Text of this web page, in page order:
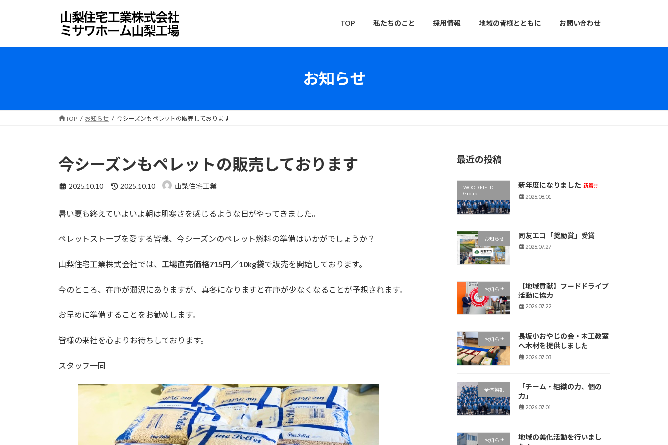
プ
動
TOP 私たちのこと 採用情報 地域の皆様とともに お問い合わせ
お知らせ
TOP お知らせ 今シーズンもペレットの販売しております
今シーズンもペレットの販売しております
2025.10.10
最
新
時
:
2025.10.10 山梨住宅工業
暑い夏も終えていよいよ朝は肌寒さを感じるような日がやってきました。
ペレットストーブを愛する皆様、今シーズンのペレット燃料の準備はいかがでしょうか？
山梨住宅工業株式会社では、 工場直売価格715円／10kg袋で販売を開始しております。
今のところ、在庫が潤沢にありますが、真冬になりますと在庫が少なくなることが予想されます。
お早めに準備することをお勧めします。
皆様の来社を心よりお待ちしております。
スタッフ一同
最近の投稿
WOOD FIELD
Group
新年度になりました 新着!!
2026.08.01
お知らせ 同友エコ「奨励賞」受賞
2026.07.27
お知らせ
【地域貢献】フードドライブ
活動に協力
2026.07.22
お知らせ
長坂小おやじの会・木工教室
へ木材を提供しました
2026.07.03
全体朝礼
「チーム・組織の力、個の
力」
2026.07.01
お知らせ
地域の美化活動を行いまし